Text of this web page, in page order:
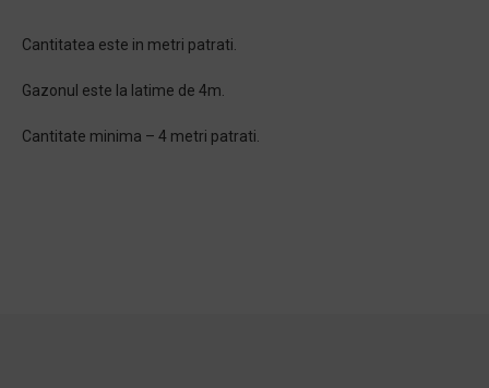
Cantitatea este in metri patrati.
Gazonul este la latime de 4m.
Cantitate minima – 4 metri patrati.